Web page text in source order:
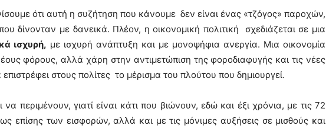
ότι αυτή η συζήτηση που κάνουμε δεν είναι ένας «τζόγος» παροχών,
δίνονταν με δανεικά. Πλέον, η οικονομική πολιτική σχεδιάζεται σε μια
ισχυρή, με ισχυρή ανάπτυξη και με μονοψήφια ανεργία. Μια οικονομία
φόρους, αλλά χάρη στην αντιμετώπιση της φοροδιαφυγής και τις νέες
στους πολίτες το μέρισμα του πλούτου που δημιουργεί.
να περιμένουν, γιατί είναι κάτι που βιώνουν, εδώ και έξι χρόνια, με τις 72
επίσης των εισφορών, αλλά και με τις μόνιμες αυξήσεις σε μισθούς και